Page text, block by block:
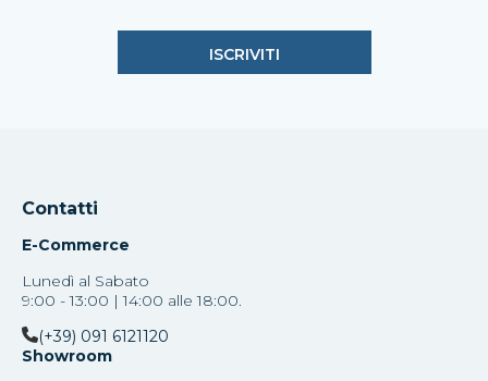
Contatti
E-Commerce
Lunedì al Sabato
9:00 - 13:00 | 14:00 alle 18:00.
(+39) 091 6121120
Showroom